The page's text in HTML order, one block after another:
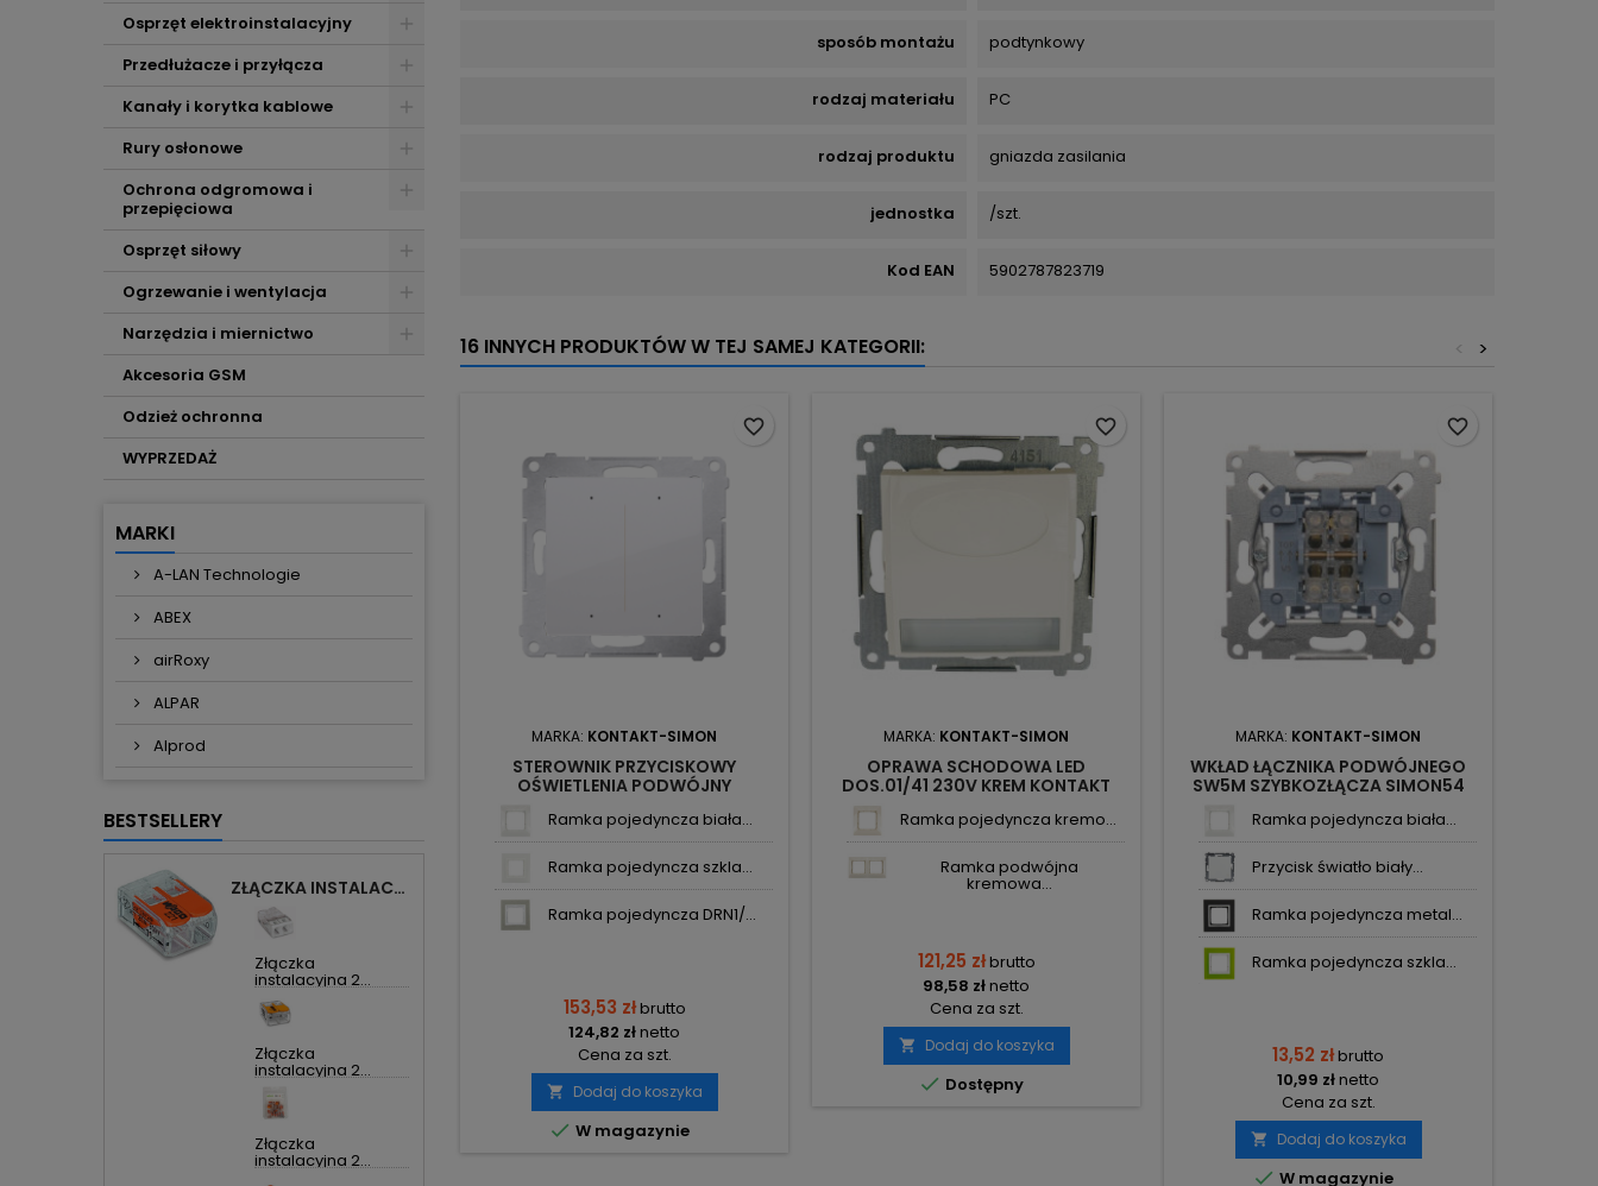
Osprzęt elektroinstalacyjny
Przedłużacze i przyłącza
Kanały i korytka kablowe
Rury osłonowe
Ochrona odgromowa i
przepięciowa
Osprzęt siłowy
Ogrzewanie i wentylacja
Narzędzia i miernictwo
Akcesoria GSM
Odzież ochronna
WYPRZEDAŻ
MARKI
A-LAN Technologie
ABEX
airRoxy
ALPAR
Alprod
BESTSELLERY
ZŁĄCZKA INSTALACYJNA 2X UNIWERSALNA COMPACT 221-412 WAGO
Złączka
instalacyjna 2...
Złączka
instalacyjna 2...
Złączka
instalacyjna 2...
sposób montażu podtynkowy
rodzaj materiału PC
rodzaj produktu gniazda zasilania
jednostka /szt.
Kod EAN 5902787823719
16 INNYCH PRODUKTÓW W TEJ SAMEJ KATEGORII: >
<
MARKA: KONTAKT-SIMON
STEROWNIK PRZYCISKOWY
OŚWIETLENIA PODWÓJNY
GO KONTAKT-SIMON
Ramka pojedyncza biała...
Ramka pojedyncza szkla...
Ramka pojedyncza DRN1/...
153,53 złbrutto
124,82 złnetto
Cena za szt.
 Dodaj do koszyka
 W magazynie
favorite_border
MARKA: KONTAKT-SIMON
OPRAWA SCHODOWA LED
DOS.01/41 230V KREM KONTAKT
Ramka pojedyncza kremo...
Ramka podwójna
kremowa...
121,25 złbrutto
98,58 złnetto
Cena za szt.
 Dodaj do koszyka
 Dostępny
favorite_border
MARKA: KONTAKT-SIMON
WKŁAD ŁĄCZNIKA PODWÓJNEGO
SW5M SZYBKOZŁĄCZA SIMON54
Ramka pojedyncza biała...
Przycisk światło biały...
Ramka pojedyncza metal...
Ramka pojedyncza szkla...
13,52 złbrutto
10,99 złnetto
Cena za szt.
 Dodaj do koszyka
 W magazynie
favorite_border